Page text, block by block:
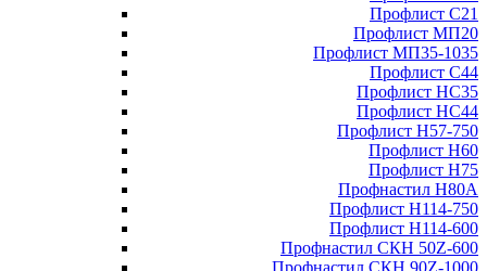
Профлист С21
Профлист МП20
Профлист МП35-1035
Профлист С44
Профлист НС35
Профлист НС44
Профлист Н57-750
Профлист Н60
Профлист Н75
Профнастил Н80А
Профлист Н114-750
Профлист Н114-600
Профнастил СКН 50Z-600
Профнастил СКН 90Z-1000